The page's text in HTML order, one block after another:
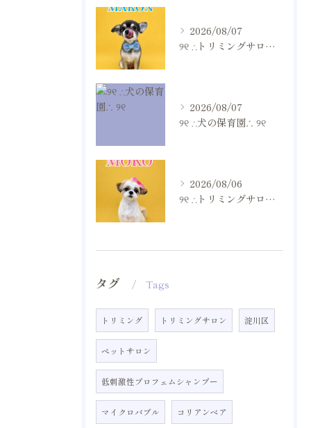
2026/08/07
୨୧ ∴トリミングサロン∴ ୨୧
2026/08/07
୨୧ ∴犬の保育園∴ ୨୧
2026/08/06
୨୧ ∴トリミングサロン∴ ୨୧
タグ Tags
トリミング トリミングサロン 淀川区
ペットサロン
低刺激性プロフェムシャンプー
マイクロバブル コリアンベア